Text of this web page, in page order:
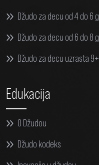
Džudo za decu od 4 do 6
Džudo za decu od 6 do 8
Džudo za decu uzrasta
Edukacija
O Džudou
Džudo kodeks